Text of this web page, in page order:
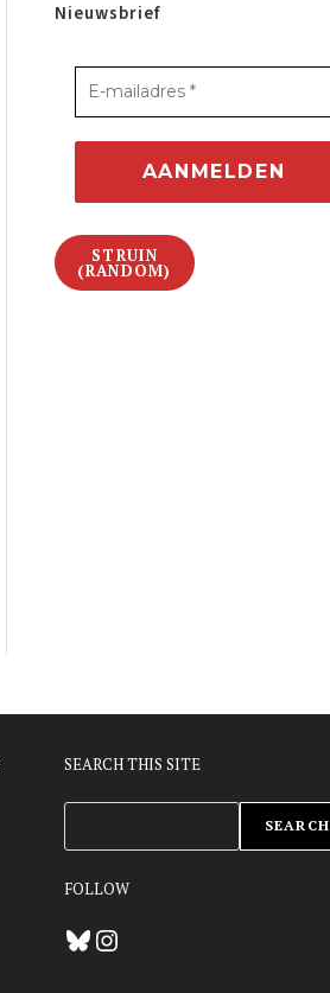
Nieuwsbrief
STRUIN
(RANDOM)
SEARCH THIS SITE
SEARCH
FOLLOW
BlueskyInstagram